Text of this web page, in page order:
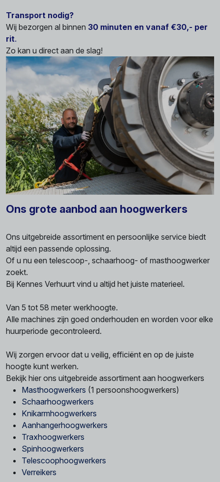
Transport nodig?
Wij bezorgen al binnen 30 minuten en vanaf €30,- per
rit.
Zo kan u direct aan de slag!
Ons grote aanbod aan hoogwerkers
Ons uitgebreide assortiment en persoonlijke service biedt
altijd een passende oplossing.
Of u nu een telescoop-, schaarhoog- of masthoogwerker
zoekt.
Bij Kennes Verhuurt vind u altijd het juiste materieel.
Van 5 tot 58 meter werkhoogte.
Alle machines zijn goed onderhouden en worden voor elke
huurperiode gecontroleerd.
Wij zorgen ervoor dat u veilig, efficiënt en op de juiste
hoogte kunt werken.
Bekijk hier ons uitgebreide assortiment aan hoogwerkers
Masthoogwerkers (1 persoonshoogwerkers)
Schaarhoogwerkers
Knikarmhoogwerkers
Aanhangerhoogwerkers
Traxhoogwerkers
Spinhoogwerkers
Telescoophoogwerkers
Verreikers